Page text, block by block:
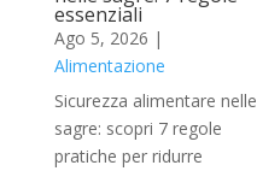
essenziali
Ago 5, 2026 |
Alimentazione
Sicurezza alimentare nelle
sagre: scopri 7 regole
pratiche per ridurre